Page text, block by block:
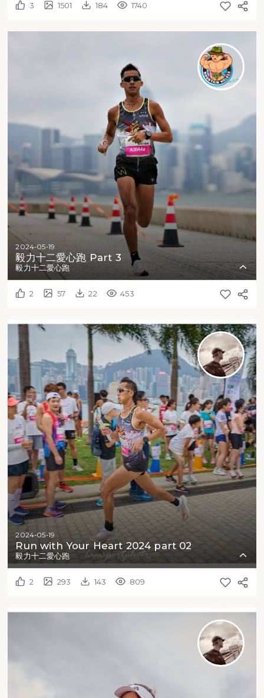
3 1501 184 1740
2024-05-19
毅力十二愛心跑 Part 3
毅力十二愛心跑
2 57 22 453
2024-05-19
Run with Your Heart 2024 part 02
毅力十二愛心跑
2 293 143 809